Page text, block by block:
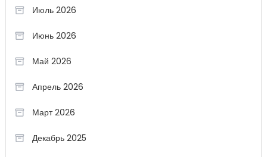
Июль 2026
Июнь 2026
Май 2026
Апрель 2026
Март 2026
Декабрь 2025